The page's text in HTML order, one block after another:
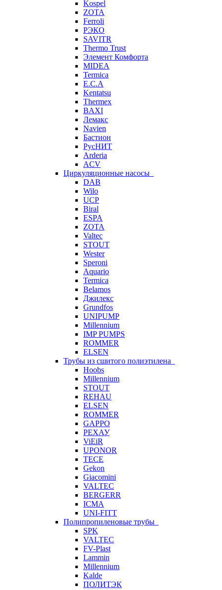
Kospel
ZOTA
Ferroli
РЭКО
SAVITR
Thermo Trust
Элемент Комфорта
MIDEA
Termica
E.C.A
Kentatsu
Thermex
BAXI
Лемакс
Navien
Бастион
РусНИТ
Arderia
ACV
Циркуляционные насосы
DAB
Wilo
UCP
Biral
ESPA
ZOTA
Valtec
STOUT
Wester
Speroni
Aquario
Termica
Belamos
Джилекс
Grundfos
UNIPUMP
Millennium
IMP PUMPS
ROMMER
ELSEN
Трубы из сшитого полиэтилена
Hoobs
Millennium
STOUT
REHAU
ELSEN
ROMMER
GAPPO
РЕХАУ
ViEiR
UPONOR
TECE
Gekon
Giacomini
VALTEC
BERGERR
ICMA
UNI-FITT
Полипропиленовые трубы
SPK
VALTEC
FV-Plast
Lammin
Millennium
Kalde
ПОЛИТЭК